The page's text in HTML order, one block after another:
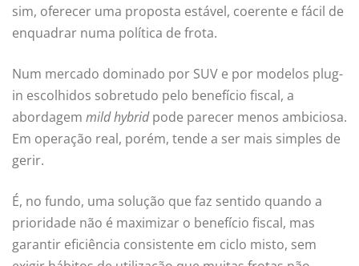
sim, oferecer uma proposta estável, coerente e fácil de
enquadrar numa política de frota.
Num mercado dominado por SUV e por modelos plug-
in escolhidos sobretudo pelo benefício fiscal, a
abordagem mild hybridpode parecer menos ambiciosa.
Em operação real, porém, tende a ser mais simples de
gerir.
É, no fundo, uma solução que faz sentido quando a
prioridade não é maximizar o benefício fiscal, mas
garantir eficiência consistente em ciclo misto, sem